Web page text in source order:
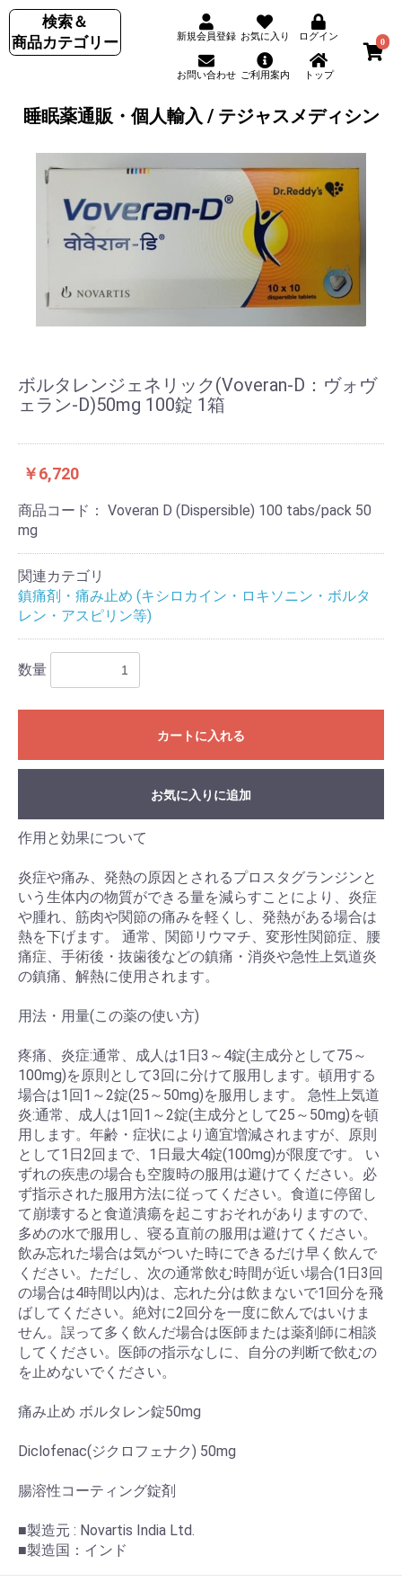
検索＆
商品カテゴリー
新規会員登録 お気に入り ログイン
お問い合わせ ご利用案内 トップ
0
睡眠薬通販・個人輸入 / テジャスメディシン
ボルタレンジェネリック(Voveran-D：ヴォヴ
ェラン-D)50mg 100錠 1箱
￥6,720
商品コード： Voveran D (Dispersible) 100 tabs/pack 50
mg
関連カテゴリ
鎮痛剤・痛み止め (キシロカイン・ロキソニン・ボルタ
レン・アスピリン等)
数量
カートに入れる
お気に入りに追加
作用と効果について
炎症や痛み、発熱の原因とされるプロスタグランジンと
いう生体内の物質ができる量を減らすことにより、炎症
や腫れ、筋肉や関節の痛みを軽くし、発熱がある場合は
熱を下げます。 通常、関節リウマチ、変形性関節症、腰
痛症、手術後・抜歯後などの鎮痛・消炎や急性上気道炎
の鎮痛、解熱に使用されます。
用法・用量(この薬の使い方)
疼痛、炎症:通常、成人は1日3～4錠(主成分として75～
100mg)を原則として3回に分けて服用します。頓用する
場合は1回1～2錠(25～50mg)を服用します。 急性上気道
炎:通常、成人は1回1～2錠(主成分として25～50mg)を頓
用します。年齢・症状により適宜増減されますが、原則
として1日2回まで、1日最大4錠(100mg)が限度です。 い
ずれの疾患の場合も空腹時の服用は避けてください。必
ず指示された服用方法に従ってください。食道に停留し
て崩壊すると食道潰瘍を起こすおそれがありますので、
多めの水で服用し、寝る直前の服用は避けてください。
飲み忘れた場合は気がついた時にできるだけ早く飲んで
ください。ただし、次の通常飲む時間が近い場合(1日3回
の場合は4時間以内)は、忘れた分は飲まないで1回分を飛
ばしてください。絶対に2回分を一度に飲んではいけま
せん。誤って多く飲んだ場合は医師または薬剤師に相談
してください。医師の指示なしに、自分の判断で飲むの
を止めないでください。
痛み止め ボルタレン錠50mg
Diclofenac(ジクロフェナク) 50mg
腸溶性コーティング錠剤
■製造元 : Novartis India Ltd.
■製造国：インド